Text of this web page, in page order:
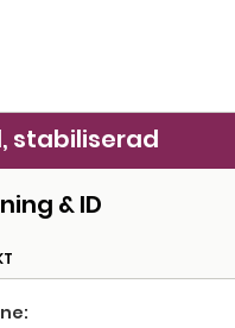
stabiliserad
& ID